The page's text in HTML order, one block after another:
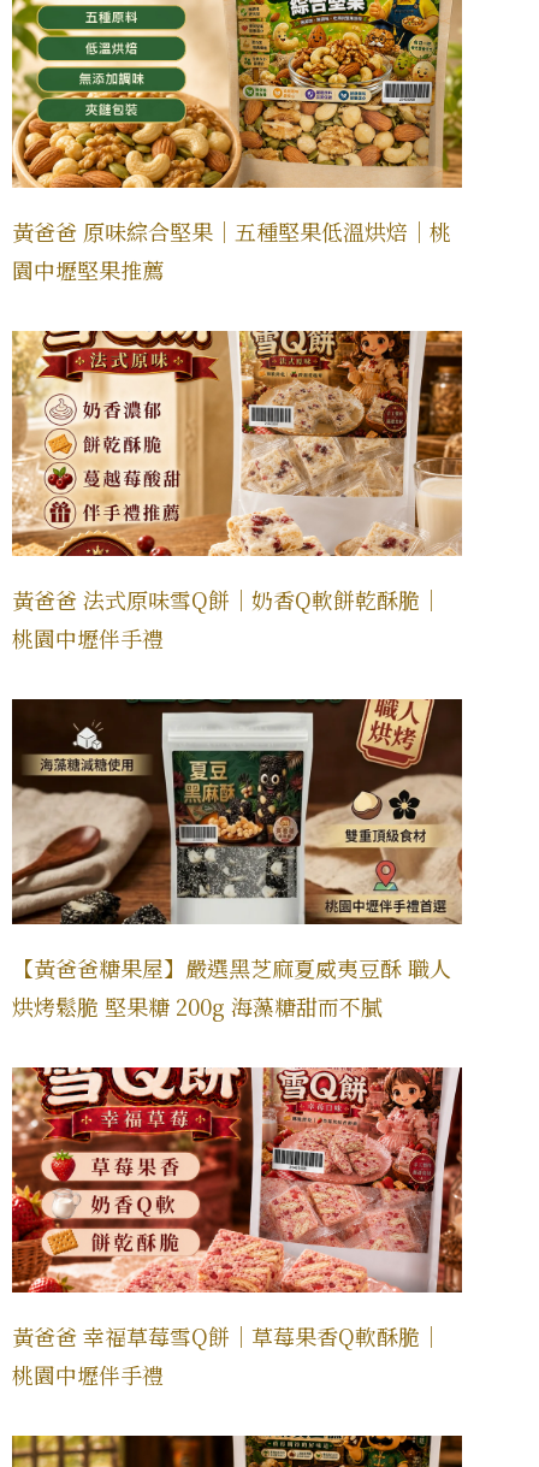
黃爸爸 原味綜合堅果｜五種堅果低溫烘焙｜桃
園中壢堅果推薦
黃爸爸 法式原味雪Q餅｜奶香Q軟餅乾酥脆｜
桃園中壢伴手禮
【黃爸爸糖果屋】嚴選黑芝麻夏威夷豆酥 職人
烘烤鬆脆 堅果糖 200g 海藻糖甜而不膩
黃爸爸 幸福草莓雪Q餅｜草莓果香Q軟酥脆｜
桃園中壢伴手禮